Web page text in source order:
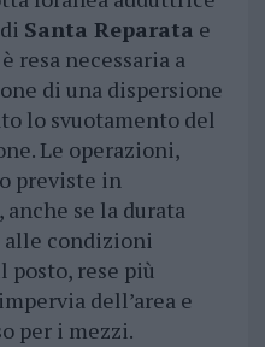
Santa Reparata e
è resa necessaria a
di una dispersione
lo svuotamento del
Le operazioni,
previste in
se la durata
alle condizioni
posto, rese più
dell’area e
per i mezzi.